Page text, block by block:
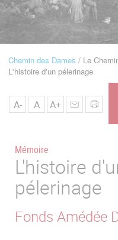
Navigation
Fil
Chemin des Dames Le
L'histoire d'un pélerinage
A- A A+
Mémoire
L'histoire
pélerinage
Fonds Amédée